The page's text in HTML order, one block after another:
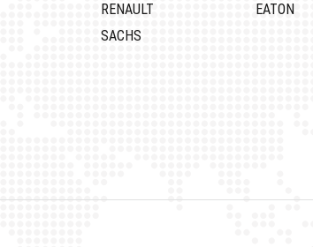
RENAULT
EATON
SACHS